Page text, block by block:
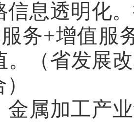
信息透明化
务+增值服
。（省发展
金属加工产